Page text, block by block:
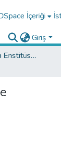
İçeriği
Giriş
Lisansüstü Eğitim Enstitüsü Tez Koleksiyonu